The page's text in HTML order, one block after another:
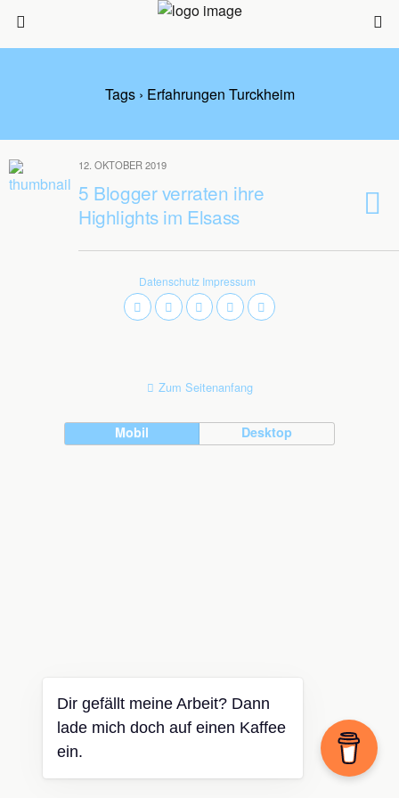
Tags › Erfahrungen Turckheim
12. OKTOBER 2019
5 Blogger verraten ihre
Highlights im Elsass
Datenschutz Impressum
Zum Seitenanfang
Mobil Desktop
Dir gefällt meine Arbeit? Dann
lade mich doch auf einen Kaffee
ein.